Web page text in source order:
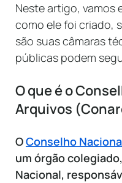
Neste artigo, vamos
como ele foi criado,
são suas câmaras
públicas podem
O que é o
Arquivos
OConselho
um órgão
Nacional,